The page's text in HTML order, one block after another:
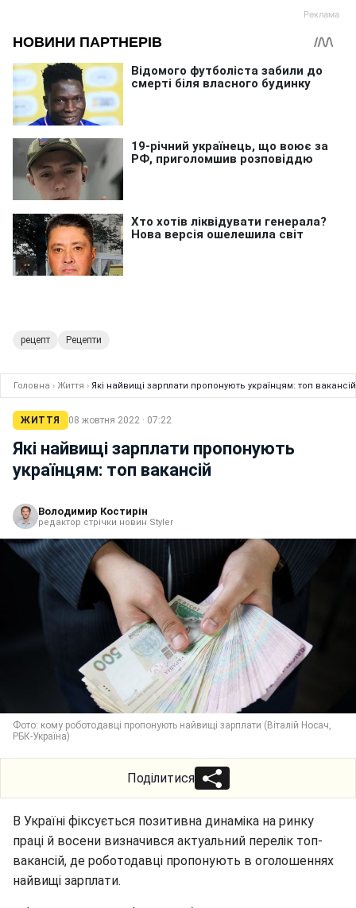
рецепт Рецепти
Головна › Життя › Які найвищі зарплати пропонують українцям: топ вакансій
ЖИТТЯ 08 жовтня 2022 · 07:22
Які найвищі зарплати пропонують
українцям: топ вакансій
Володимир Костирін
редактор стрічки новин Styler
Фото: кому роботодавці пропонують найвищі зарплати (Віталій Носач,
РБК-Україна)
Поділитися
В Україні фіксується позитивна динаміка на ринку
праці й восени визначився актуальний перелік топ-
вакансій, де роботодавці пропонують в оголошеннях
найвищі зарплати.